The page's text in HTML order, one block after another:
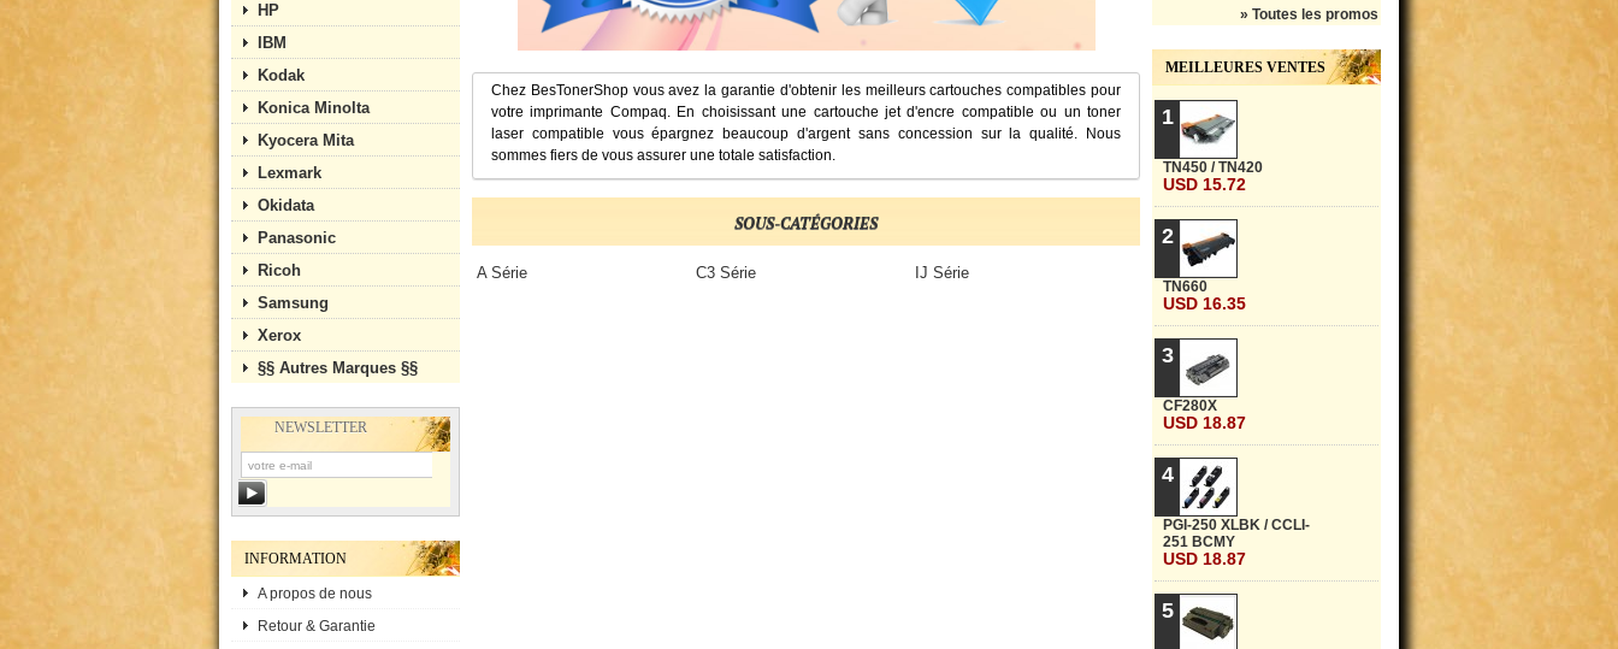
HP
IBM
Kodak
Konica Minolta
Kyocera Mita
Lexmark
Okidata
Panasonic
Ricoh
Samsung
Xerox
§§ Autres Marques §§
NEWSLETTER
INFORMATION
A propos de nous
Retour & Garantie
Chez BesTonerShop vous avez la garantie d'obtenir les meilleurs cartouches compatibles pour
votre imprimante Compaq. En choisissant une cartouche jet d'encre compatible ou un toner
laser compatible vous épargnez beaucoup d'argent sans concession sur la qualité. Nous
sommes fiers de vous assurer une totale satisfaction.
SOUS-CATÉGORIES
A Série C3 Série IJ Série
» Toutes les promos
MEILLEURES VENTES
1
TN450 / TN420
USD 15.72
2
TN660
USD 16.35
3
CF280X
USD 18.87
4
PGI-250 XLBK / CCLI-
251 BCMY
USD 18.87
5